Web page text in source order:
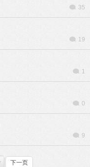
35
19
1
0
9
下一页